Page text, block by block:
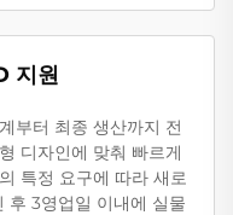
지원
부터 최종 생산까지 전
디자인에 맞춰 빠르게
특정 요구에 따라 새로
후 3영업일 이내에 실물